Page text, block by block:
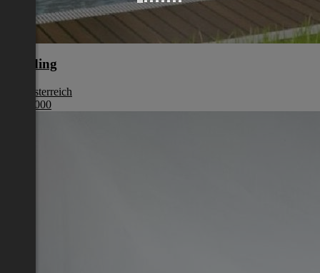
Eferding
Oberösterreich
€ 387 000